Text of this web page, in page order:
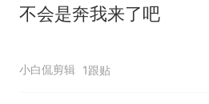
不会是奔我来了吧
小白侃剪辑 1跟贴